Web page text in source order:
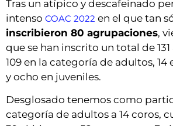
Tras un atípico y descafeinado
intenso COAC 2022 en el que tan
inscribieron 80 agrupaciones,
que se han inscrito un total de
109 en la categoría de adultos, 14
y ocho en juveniles.
Desglosado tenemos como
categoría de adultos a 14 coros,